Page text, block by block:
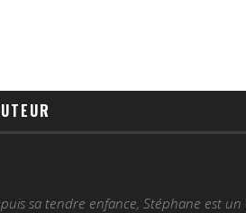
sa tendre enfance, Stéphane est